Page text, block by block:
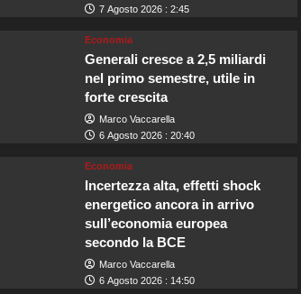
7 Agosto 2026 : 2:45
Economia
Generali cresce a 2,5 miliardi
nel primo semestre, utile in
forte crescita
Marco Vaccarella
6 Agosto 2026 : 20:40
Economia
Incertezza alta, effetti shock
energetico ancora in arrivo
sull’economia europea
secondo la BCE
Marco Vaccarella
6 Agosto 2026 : 14:50